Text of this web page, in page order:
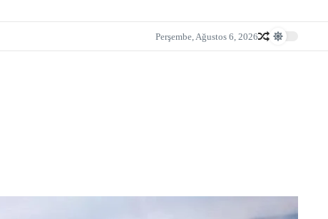
Perşembe, Ağustos 6, 2026